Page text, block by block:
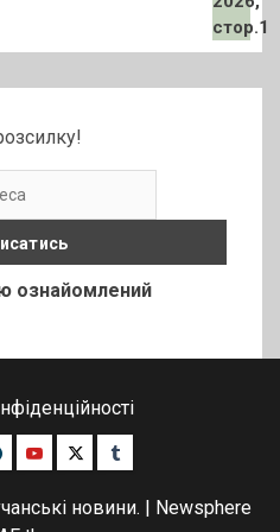
ознайомлений
YoutubeTwitterTumblr
новини.
Newsphere